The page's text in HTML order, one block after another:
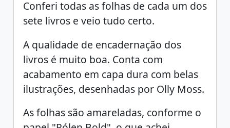
Conferi todas as folhas de cada um dos
sete livros e veio tudo certo.
A qualidade de encadernação dos
livros é muito boa. Conta com
acabamento em capa dura com belas
ilustrações, desenhadas por Olly Moss.
As folhas são amareladas, conforme o